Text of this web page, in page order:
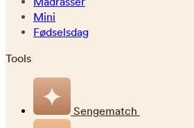
Mini
Fødselsdag
Tools
Sengematch